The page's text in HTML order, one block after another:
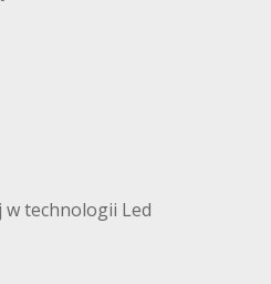
w technologii Led